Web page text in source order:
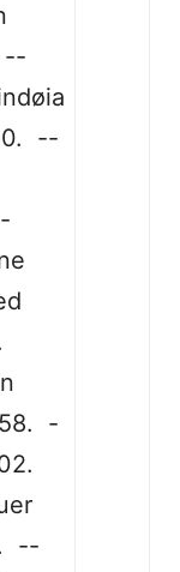
--
--
-
--